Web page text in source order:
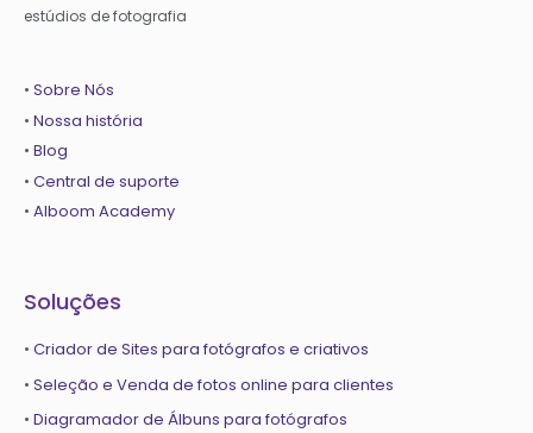
estúdios de fotografia
• Sobre Nós
• Nossa história
• Blog
• Central de suporte
• Alboom Academy
Soluções
• Criador de Sites para fotógrafos e criativos
• Seleção e Venda de fotos online para clientes
• Diagramador de Álbuns para fotógrafos